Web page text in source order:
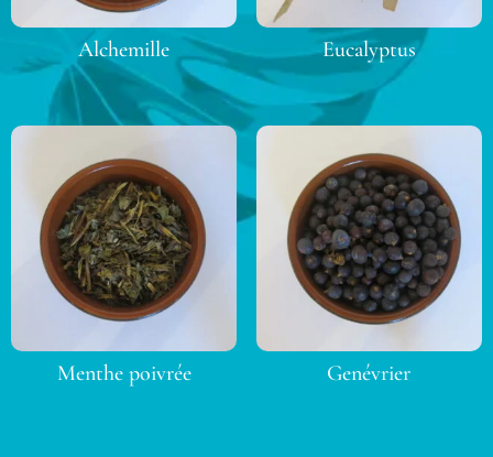
Alchemille Eucalyptus
Menthe poivrée Genévrier